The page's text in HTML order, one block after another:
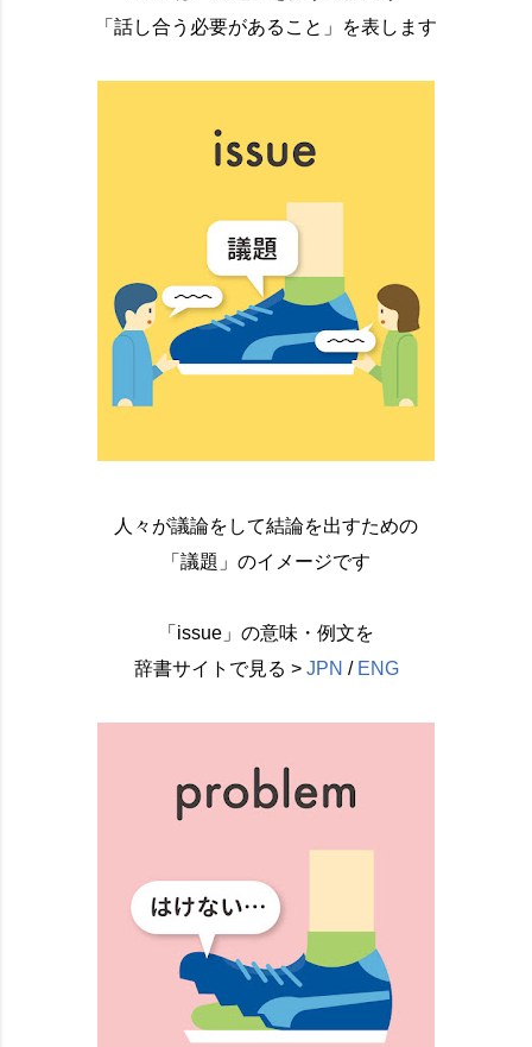
「話し合う必要があること」を表します
人々が議論をして結論を出すための
「議題」のイメージです
「issue」の意味・例文を
辞書サイトで見る > JPN / ENG